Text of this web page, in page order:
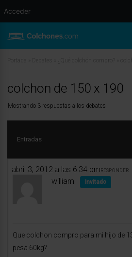
colchon de 150 x 190
Mostrando 3 respuestas a los debates
Entradas
abril 3, 2012 a las 6:34 pm RESPONDER
william Invitado
Que colchon compro para mi hijo de
pesa 60kg?
Acceder